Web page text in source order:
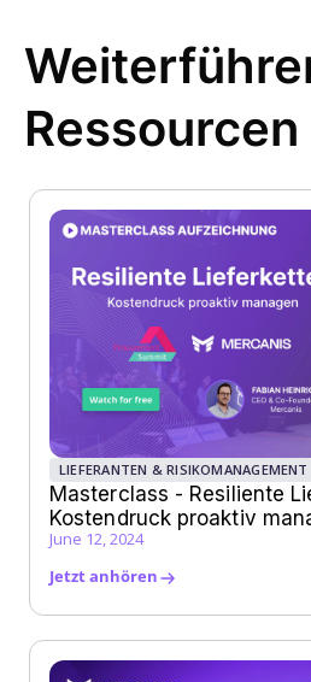
Ressourcen
LIEFERANTEN & RISIKOMANAGEMENT
Masterclass - Resiliente
Kostendruck proaktiv
June 12, 2024
Jetzt anhören